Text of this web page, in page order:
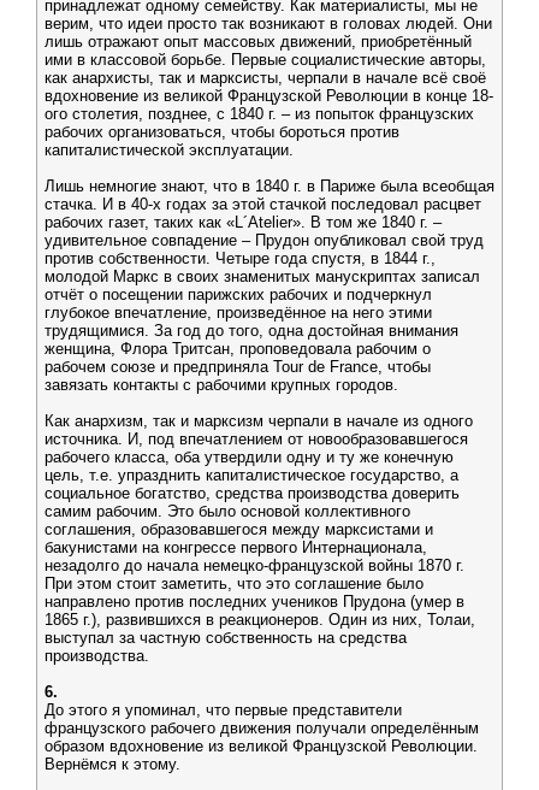
принадлежат одному семейству. Как материалисты, мы не
верим, что идеи просто так возникают в головах людей. Они
лишь отражают опыт массовых движений, приобретённый
ими в классовой борьбе. Первые социалистические авторы,
как анархисты, так и марксисты, черпали в начале всё своё
вдохновение из великой Французской Революции в конце 18-
ого столетия, позднее, с 1840 г. – из попыток французских
рабочих организоваться, чтобы бороться против
капиталистической эксплуатации.
Лишь немногие знают, что в 1840 г. в Париже была всеобщая
стачка. И в 40-х годах за этой стачкой последовал расцвет
рабочих газет, таких как «L´Atelier». В том же 1840 г. –
удивительное совпадение – Прудон опубликовал свой труд
против собственности. Четыре года спустя, в 1844 г.,
молодой Маркс в своих знаменитых манускриптах записал
отчёт о посещении парижских рабочих и подчеркнул
глубокое впечатление, произведённое на него этими
трудящимися. За год до того, одна достойная внимания
женщина, Флора Тритсан, проповедовала рабочим о
рабочем союзе и предприняла Tour de France, чтобы
завязать контакты с рабочими крупных городов.
Как анархизм, так и марксизм черпали в начале из одного
источника. И, под впечатлением от новообразовавшегося
рабочего класса, оба утвердили одну и ту же конечную
цель, т.е. упразднить капиталистическое государство, а
социальное богатство, средства производства доверить
самим рабочим. Это было основой коллективного
соглашения, образовавшегося между марксистами и
бакунистами на конгрессе первого Интернационала,
незадолго до начала немецко-французской войны 1870 г.
При этом стоит заметить, что это соглашение было
направлено против последних учеников Прудона (умер в
1865 г.), развившихся в реакционеров. Один из них, Толаи,
выступал за частную собственность на средства
производства.
6.
До этого я упоминал, что первые представители
французского рабочего движения получали определённым
образом вдохновение из великой Французской Революции.
Вернёмся к этому.